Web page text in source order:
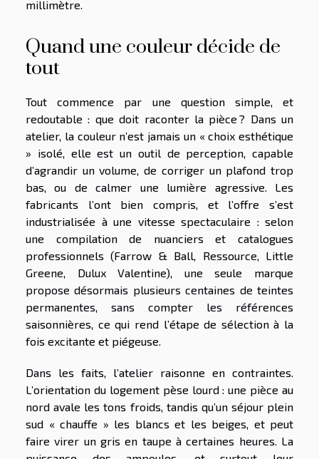
millimètre.
Quand une couleur décide de
tout
Tout commence par une question simple, et
redoutable : que doit raconter la pièce ? Dans un
atelier, la couleur n’est jamais un « choix esthétique
» isolé, elle est un outil de perception, capable
d’agrandir un volume, de corriger un plafond trop
bas, ou de calmer une lumière agressive. Les
fabricants l’ont bien compris, et l’offre s’est
industrialisée à une vitesse spectaculaire : selon
une compilation de nuanciers et catalogues
professionnels (Farrow & Ball, Ressource, Little
Greene, Dulux Valentine), une seule marque
propose désormais plusieurs centaines de teintes
permanentes, sans compter les références
saisonnières, ce qui rend l’étape de sélection à la
fois excitante et piégeuse.
Dans les faits, l’atelier raisonne en contraintes.
L’orientation du logement pèse lourd : une pièce au
nord avale les tons froids, tandis qu’un séjour plein
sud « chauffe » les blancs et les beiges, et peut
faire virer un gris en taupe à certaines heures. La